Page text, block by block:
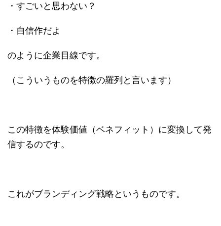
・すごいと思わない？
・自信作だよ
のように企業目線です。
（こういうものを特徴の羅列と言います）
この特徴を体験価値（ベネフィット）に変換して発
信するのです。
これがブランディング戦略というものです。